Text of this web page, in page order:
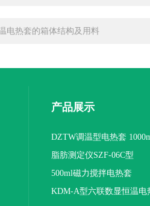
电热套的箱体结构及用料
产品展示
DZTW调温型电热套
联
脂肪测定仪SZF-06C型
500ml磁力搅拌电热套
KDM-A型六联数显恒温电